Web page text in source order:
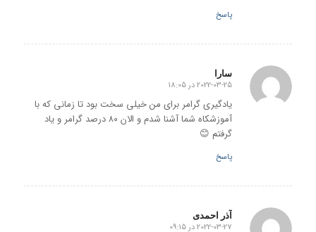
پاسخ
سارا
گفته:
2022-03-25 در 18:05
یادگیری گرامر برای من خیلی سخت بود تا زمانی که با
آموزشکاه شما آشنا شدم و الان ۸۰ درصد گرامر و یاد
گرفتم 😊
پاسخ
آذر احمدی
2022-03-27 در 09:15